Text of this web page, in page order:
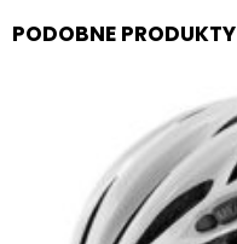
PODOBNE PRODUKTY